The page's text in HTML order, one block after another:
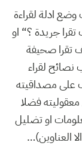
ادلة لقراءة
جريدة ؟“ او
تقرا صحيفة
نصائح لقراء
على مصداقيته
فضلا
او تضليل
العناوين)…